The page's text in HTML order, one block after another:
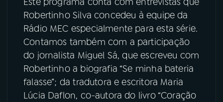
Robertinho Silva concedeu à equipe da
Rádio MEC especialmente para esta série.
Contamos também com a participação
do jornalista Miguel Sá, que escreveu com
Robertinho a biografia “Se minha bateria
falasse”; da tradutora e escritora Maria
Lúcia Daflon, co-autora do livro “Coração